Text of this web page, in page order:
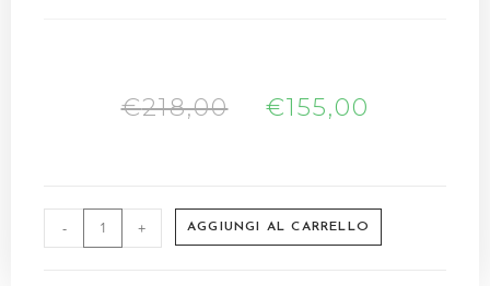
€218,00 €155,00
- + AGGIUNGI AL CARRELLO